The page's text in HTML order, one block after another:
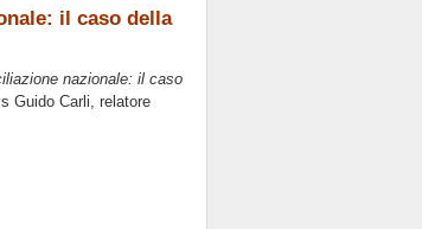
il caso della
nazionale: il caso
Guido Carli, relatore